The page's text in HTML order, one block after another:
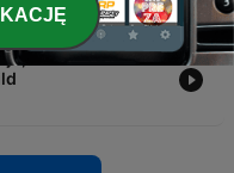
ile zarobisz